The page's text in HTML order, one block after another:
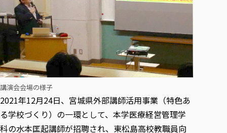
お役立ち情報（リンク集）
放射線モニタリング測定結果（国見キャンパス）
学部・学科等設置計画履行状況報告書
情報公開規程
大学院
総合福祉学研究科 社会福祉学専攻 修士課程
総合福祉学研究科 社会福祉学専攻 博士課程
総合福祉学研究科 福祉心理学専攻 修士課程
教育学研究科 教育学専攻 修士課程
通信教育部
通信教育部
通信制大学院 総合福祉学研究科 社会福祉学専攻 修士課程
通信制大学院 総合福祉学研究科 福祉心理学専攻 修士課程
カリキュラム（学部・大学院）
その他の就学機会
学びの特徴
学びの特徴
教員紹介・業績
単独学内説明会のご案内
資格取得報奨制度について
東北福祉大学求人・インターンシップ検索サイト（キャリタス
卒業生の方
卒業生の方
卒業後のキャリア支援体制
在学生による訪問、情報提供へのご協力のお願い
卒業生アンケート
よくあるご質問
東北福祉大学のDNA
在学生インタビュー
Prospective Students
学生支援センター国際交流の活動
スタッフ紹介
ニュース一覧
東北福祉大学の研究紹介
共同研究等をご検討の皆様へ
東北福祉大学の紀要・リポジトリ
研究紀要
教職研究
東北福祉大学教育・教職センター特別支援教育研究年報一覧
芹沢銈介美術工芸館年報
東北福祉大学機関リポジトリ
東北福祉大学オープンアクセス方針
産学・産学官連携
産学・産学官連携
「高齢者のフレイル予防及びデジタルデバイド解消に向けた産
高齢者施設特化型モジュラー車いす開発
学生参加 × 産学官連携 ～ 「行学一如」の実践
社会貢献・地域連携活動
社会貢献・地域連携活動
社会貢献・地域連携活動報告書
各種社会貢献活動の窓口
伝承講座「311『伝える／備える』次世代塾」
生涯学習・社会人講座
自治体・団体等との主な協定
自治体・団体等との主な協定
月例TFU実学臨床研究セミナー
特別支援教育研究室
TFU教育フォーラム
施設利用
同窓会
学内ポータルシステム
Universal Passport
講演会会場の様子
2021年12月24日、宮城県外部講師活用事業（特色あ
る学校づくり）の一環として、本学医療経営管理学
科の水本匡起講師が招聘され、東松島高校教職員向